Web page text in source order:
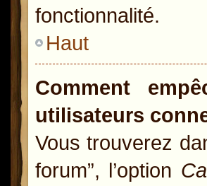
fonctionnalité.
Haut
Comment
utilisateurs
Vous trouverez
forum”, l’option